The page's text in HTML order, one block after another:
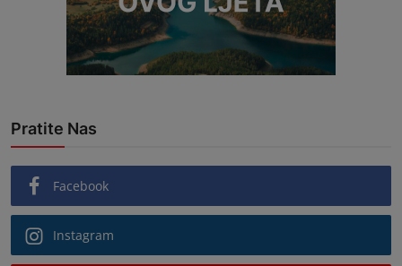
Pratite Nas
Facebook
Instagram